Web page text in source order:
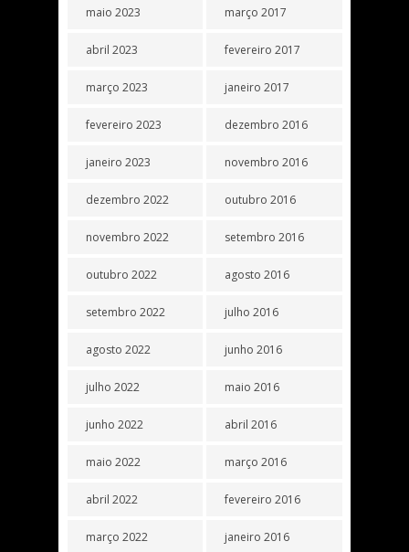
maio 2023
abril 2023
março 2023
fevereiro 2023
janeiro 2023
dezembro 2022
novembro 2022
outubro 2022
setembro 2022
agosto 2022
julho 2022
junho 2022
maio 2022
abril 2022
março 2022
março 2017
fevereiro 2017
janeiro 2017
dezembro 2016
novembro 2016
outubro 2016
setembro 2016
agosto 2016
julho 2016
junho 2016
maio 2016
abril 2016
março 2016
fevereiro 2016
janeiro 2016